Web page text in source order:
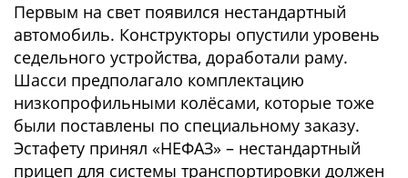
Первым на свет появился нестандартный
автомобиль. Конструкторы опустили уровень
седельного устройства, доработали раму.
Шасси предполагало комплектацию
низкопрофильными колёсами, которые тоже
были поставлены по специальному заказу.
Эстафету принял «НЕФАЗ» – нестандартный
прицеп для системы транспортировки должен